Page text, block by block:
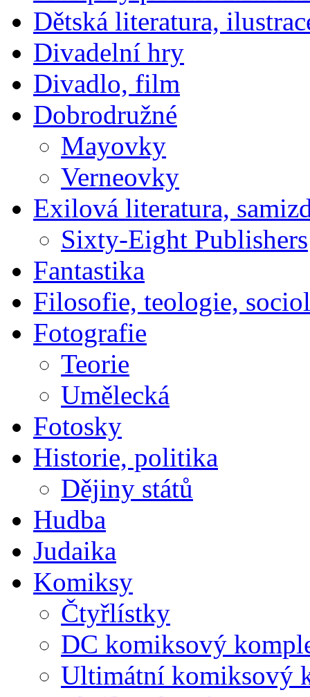
Dětská literatura,
Divadelní hry
Divadlo, film
Dobrodružné
Mayovky
Verneovky
Exilová literatura,
Sixty-Eight Publishers
Fantastika
Filosofie, teologie,
Fotografie
Teorie
Umělecká
Fotosky
Historie, politika
Dějiny států
Hudba
Judaika
Komiksy
Čtyřlístky
DC komiksový
Ultimátní komiksový